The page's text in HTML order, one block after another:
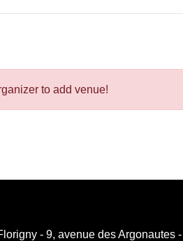
to add venue!
- 9, avenue des Argonautes